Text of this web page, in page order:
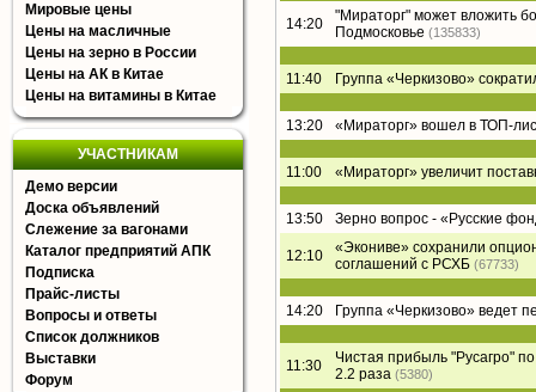
Мировые цены
Цены на масличные
Цены на зерно в России
Цены на АК в Китае
Цены на витамины в Китае
УЧАСТНИКАМ
Демо версии
Доска объявлений
Слежение за вагонами
Каталог предприятий АПК
Подписка
Прайс-листы
Вопросы и ответы
Список должников
Выставки
Форум
14:20
"Мираторг" может вложить
Подмосковье (135833)
11:40 Группа «Черкизово»
13:20 «Мираторг» вошел в ТОП-
11:00 «Мираторг» увеличит
13:50 Зерно вопрос - «Русские
12:10
«Экониве» сохранили
соглашений с РСХБ (67733)
14:20 Группа «Черкизово» ведет
11:30
Чистая прибыль "Русагро"
2.2 раза (5380)